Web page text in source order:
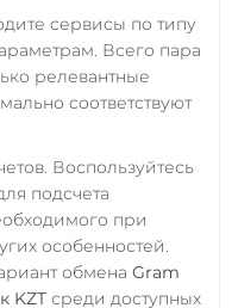
сервисы по типу
Всего пара
релевантные
соответствуют
Воспользуйтесь
подсчета
при
особенностей.
обмена Gram
KZT среди доступных